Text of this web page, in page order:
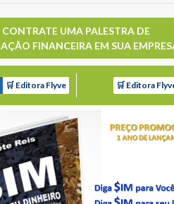
CONTRATE UMA PALESTRA DE
FINANCEIRA EM SUA
🛒 Editora Flyve 🛒 Editora